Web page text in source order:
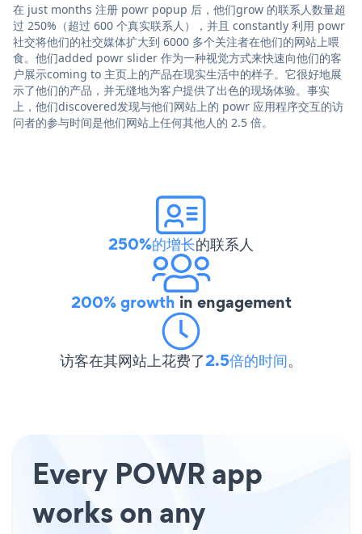
在 just months 注册 powr popup 后，他们grow 的联系人数量超
过 250%（超过 600 个真实联系人），并且 constantly 利用 powr
社交将他们的社交媒体扩大到 6000 多个关注者在他们的网站上喂
食。他们added powr slider 作为一种视觉方式来快速向他们的客
户展示coming to 主页上的产品在现实生活中的样子。它很好地展
示了他们的产品，并无缝地为客户提供了出色的现场体验。事实
上，他们discovered发现与他们网站上的 powr 应用程序交互的访
问者的参与时间是他们网站上任何其他人的 2.5 倍。
250%的增长的联系人
200% growth in engagement
访客在其网站上花费了2.5倍的时间。
Every POWR app
works on any